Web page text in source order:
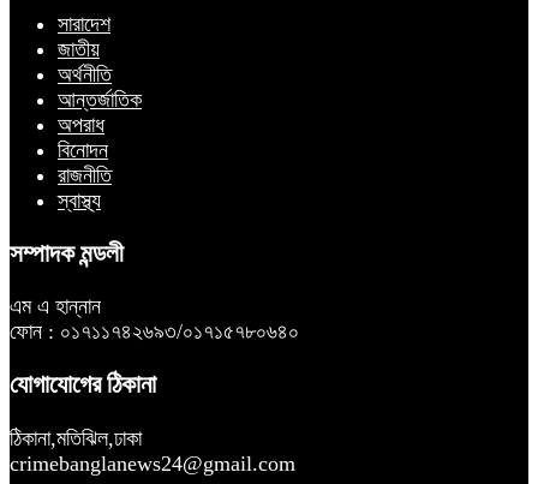
সারাদেশ
জাতীয়
অর্থনীতি
আন্তর্জাতিক
অপরাধ
বিনোদন
রাজনীতি
স্বাস্থ্য
সম্পাদক মন্ডলী
এম এ হান্নান
ফোন : ০১৭১১৭৪২৬৯৩/০১৭১৫৭৮০৬৪০
যোগাযোগের ঠিকানা
ঠিকানা,মতিঝিল,ঢাকা
crimebanglanews24@gmail.com